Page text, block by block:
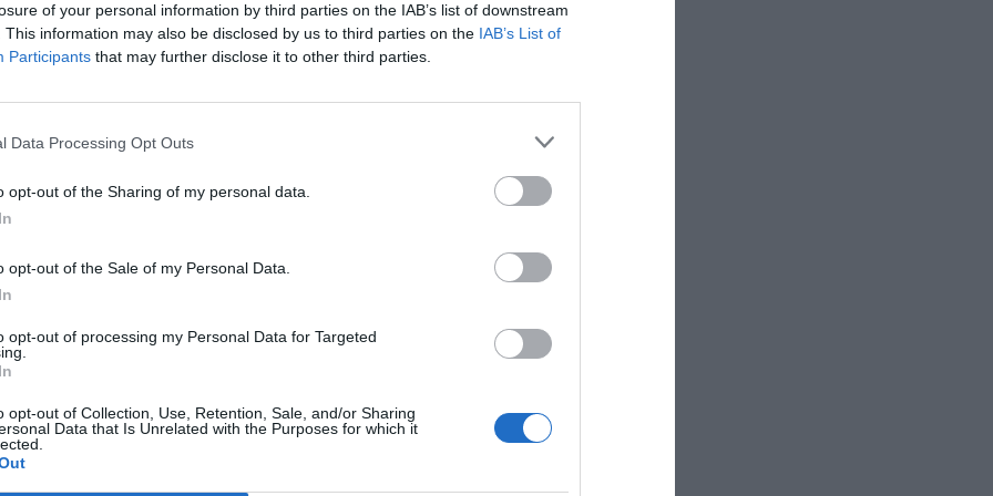
of your personal information by third parties on the IAB’s list of downstream
This information may also be disclosed by us to third parties on the IAB’s List of
Participants that may further disclose it to other third parties.
Data Processing Opt Outs
opt-out of the Sharing of my personal data.
opt-out of the Sale of my Personal Data.
opt-out of processing my Personal Data for Targeted
opt-out of Collection, Use, Retention, Sale, and/or Sharing
Data that Is Unrelated with the Purposes for which it
7 de febrero, será sin devolución de aportaciones y consistirá
del valor nominal de las acciones en la suma de 0,94 euros
recoge el Boletín Oficial del Registro Mercantil (Borme).
CF espera restablecer el equilibrio entre el capital
(presentaba unos números rojos de 14,4 millones). De esta
que el nuevo capital social del club pase a ser de algo más
de euros.
CF ampliará capital hasta 4,3 millones tras descender a cuarta división
entidad llevará a votación de sus accionistas la aprobación
anuales reformuladas correspondientes al ejercicio 2020-
pérdidas de 3,3 millones, y las del ejercicio 2021-2022, de las
su resultado. En la misma junta se volverá a someter a
de capital por compensación de créditos
por un
de euros